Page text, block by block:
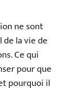
ne sont
la vie de
Ce qui
pour que
pourquoi il